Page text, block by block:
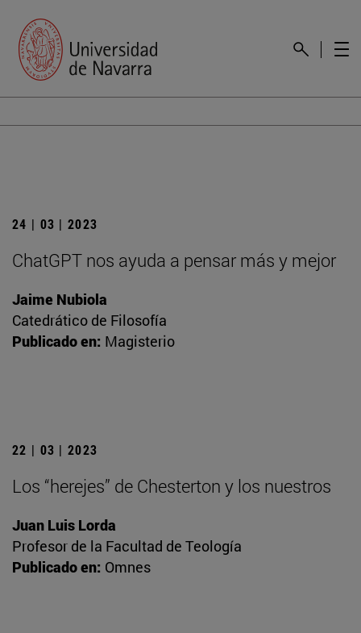
24 | 03 | 2023
ChatGPT nos ayuda a pensar más y mejor
Jaime Nubiola
Catedrático de Filosofía
Publicado en: Magisterio
22 | 03 | 2023
Los “herejes” de Chesterton y los nuestros
Juan Luis Lorda
Profesor de la Facultad de Teología
Publicado en: Omnes